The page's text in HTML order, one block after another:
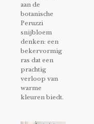
aan de
botanische
Peruzzi
snijbloem
denken: een
bekervormig
ras dat een
prachtig
verloop van
warme
kleuren biedt.